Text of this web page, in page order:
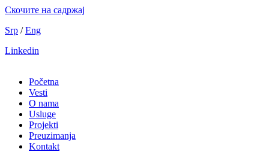
Скочите на садржај
Srp /Eng
Linkedin
Početna
Vesti
O nama
Usluge
Projekti
Preuzimanja
Kontakt